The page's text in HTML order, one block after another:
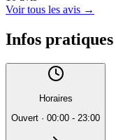
Voir tous les avis →
Infos pratiques
Horaires
Ouvert · 00:00 - 23:00